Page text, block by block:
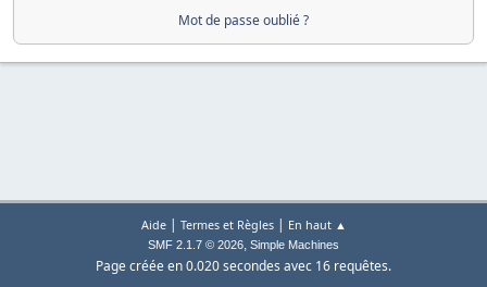
Mot de passe oublié ?
Aide| Termes et Règles| En haut ▲
SMF 2.1.7 © 2026, Simple Machines
Page créée en 0.020 secondes avec 16 requêtes.